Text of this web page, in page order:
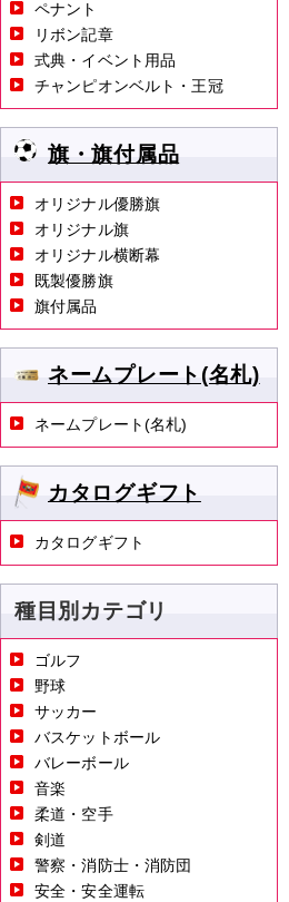
ペナント
リボン記章
式典・イベント用品
チャンピオンベルト・王冠
旗・旗付属品
オリジナル優勝旗
オリジナル旗
オリジナル横断幕
既製優勝旗
旗付属品
ネームプレート(名札)
ネームプレート(名札)
カタログギフト
カタログギフト
種目別カテゴリ
ゴルフ
野球
サッカー
バスケットボール
バレーボール
音楽
柔道・空手
剣道
警察・消防士・消防団
安全・安全運転